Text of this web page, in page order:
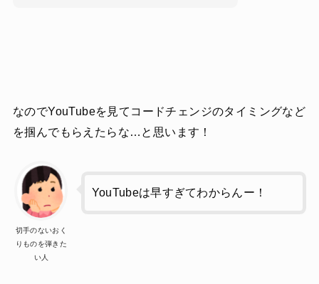
なのでYouTubeを見てコードチェンジのタイミングなど
を掴んでもらえたらな…と思います！
切手のないおく
りものを弾きた
い人
YouTubeは早すぎてわからんー！